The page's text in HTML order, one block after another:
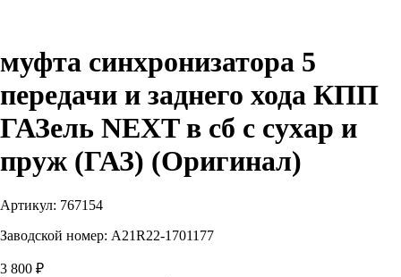
муфта синхронизатора 5
передачи и заднего хода КПП
ГАЗель NEXT в сб с сухар и
пруж (ГАЗ) (Оригинал)
Артикул: 767154
Заводской номер: А21R22-1701177
3 800 ₽